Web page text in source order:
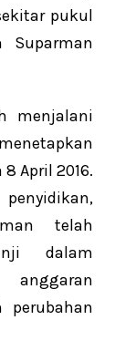
pukul
Suparman
menjalani
April 2016.
telah
dalam
perubahan